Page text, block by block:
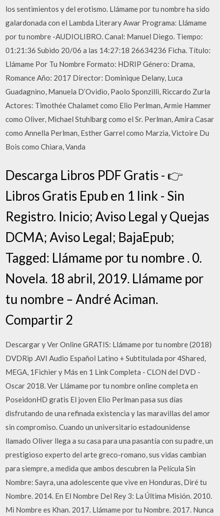
los sentimientos y del erotismo. Llámame por tu nombre ha sido
galardonada con el Lambda Literary Awar Programa: Llámame
por tu nombre -AUDIOLIBRO. Canal: Manuel Diego. Tiempo:
01:21:36 Subido 20/06 a las 14:27:18 26634236 Ficha. Título:
Llámame Por Tu Nombre Formato: HDRIP Género: Drama,
Romance Año: 2017 Director: Dominique Delany, Luca
Guadagnino, Manuela D’Ovidio, Paolo Sponzilli, Riccardo Zurla
Actores: Timothée Chalamet como Elio Perlman, Armie Hammer
como Oliver, Michael Stuhlbarg como el Sr. Perlman, Amira Casar
como Annella Perlman, Esther Garrel como Marzia, Victoire Du
Bois como Chiara, Vanda
Descarga Libros PDF Gratis - 👉
Libros Gratis Epub en 1 link - Sin
Registro. Inicio; Aviso Legal y Quejas
DCMA; Aviso Legal; BajaEpub;
Tagged: Llámame por tu nombre . 0.
Novela. 18 abril, 2019. Llámame por
tu nombre – André Aciman.
Compartir 2
Descargar y Ver Online GRATIS: Llámame por tu nombre (2018)
DVDRip .AVI Audio Español Latino + Subtitulada por 4Shared,
MEGA, 1Fichier y Más en 1 Link Completa - CLON del DVD -
Oscar 2018. Ver Llámame por tu nombre online completa en
PoseidonHD gratis El joven Elio Perlman pasa sus días
disfrutando de una refinada existencia y las maravillas del amor
sin compromiso. Cuando un universitario estadounidense
llamado Oliver llega a su casa para una pasantía con su padre, un
prestigioso experto del arte greco-romano, sus vidas cambian
para siempre, a medida que ambos descubren la Película Sin
Nombre: Sayra, una adolescente que vive en Honduras, Diré tu
Nombre. 2014. En El Nombre Del Rey 3: La Última Misión. 2010.
Mi Nombre es Khan. 2017. Llámame por tu Nombre. 2017. Nunca